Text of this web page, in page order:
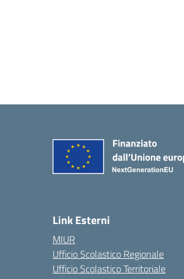
Link Esterni
MIUR
Ufficio Scolastico Regionale
Ufficio Scolastico Territoriale